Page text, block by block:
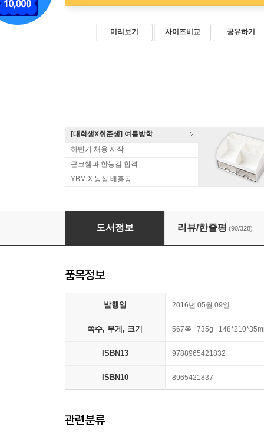
미리보기 사이즈비교 공유하기
[대학생X취준생] 여름방학
하반기 채용 시작
큰코쌤과 한능검 합격
YBM X 농심 배홍동
해커스 토익 기출 보카
도서정보 리뷰/한줄평 (90/328)
품목정보
발행일 2016년 05월 09일
쪽수, 무게, 크기 567쪽 | 735g |
ISBN13 9788965421832
ISBN10 8965421837
관련분류